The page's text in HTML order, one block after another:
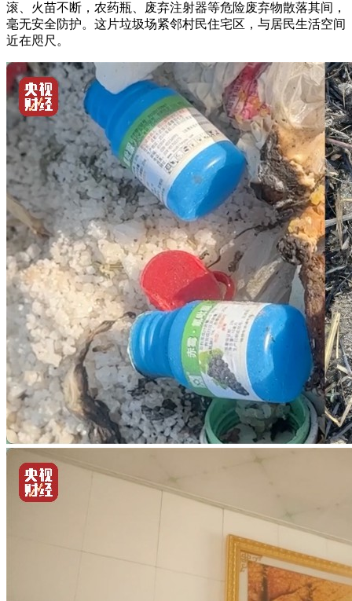
滚、火苗不断，农药瓶、废弃注射器等危险废弃物散落其间，
毫无安全防护。这片垃圾场紧邻村民住宅区，与居民生活空间
近在咫尺。